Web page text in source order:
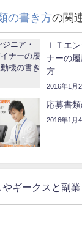
の書き方の関
ＩＴエ
ナーの
方
2016年1月
応募書
2016年1月
ギークスと副業